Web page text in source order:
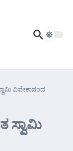
ವಿವೇಕಾನಂದ
ಸ್ವಾಮಿ